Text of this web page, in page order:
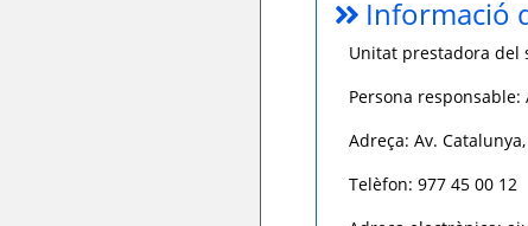
Informació
Unitat prestadora del
Persona
Adreça: Av.
Telèfon: 977 45 00 12